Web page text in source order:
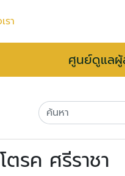
รา
ศูนย์ดูแลผู้
รค ศรีราชา